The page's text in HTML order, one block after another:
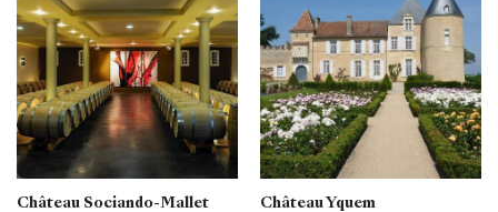
Château Sociando-Mallet Château Yquem